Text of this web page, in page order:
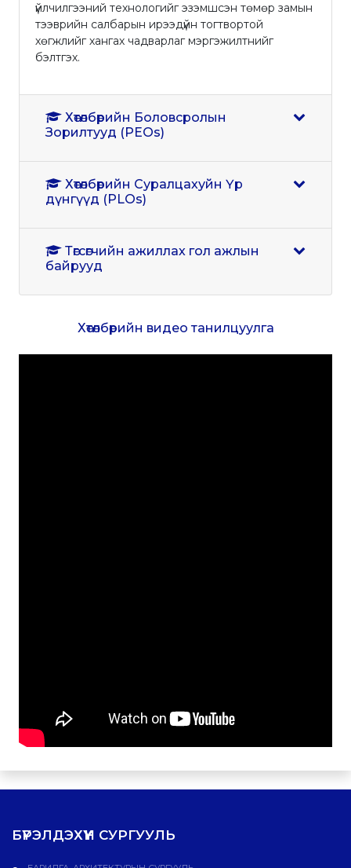
үйлчилгээний технологийг эзэмшсэн төмөр замын
тээврийн салбарын ирээдүйн тогтвортой
хөгжлийг хангах чадварлаг мэргэжилтнийг
бэлтгэх.
Зорилтууд (PEOs)
дүнгүүд (PLOs)
байрууд
Хөтөлбөрийн видео танилцуулга
БҮРЭЛДЭХҮҮН СУРГУУЛЬ